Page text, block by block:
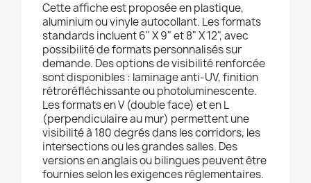
Cette affiche est proposée en plastique,
aluminium ou vinyle autocollant. Les formats
standards incluent 6" X 9" et 8" X 12", avec
possibilité de formats personnalisés sur
demande. Des options de visibilité renforcée
sont disponibles : laminage anti-UV, finition
rétroréfléchissante ou photoluminescente.
Les formats en V (double face) et en L
(perpendiculaire au mur) permettent une
visibilité à 180 degrés dans les corridors, les
intersections ou les grandes salles. Des
versions en anglais ou bilingues peuvent être
fournies selon les exigences réglementaires.